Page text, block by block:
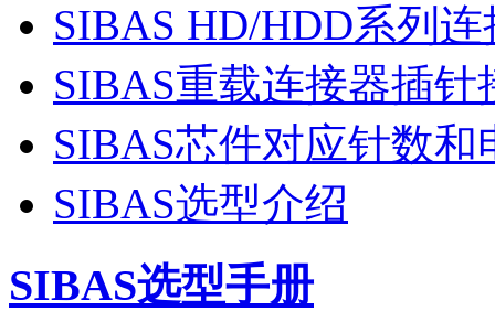
SIBAS HD/HDD系列
SIBAS重载连接器插
SIBAS芯件对应针数和
SIBAS选型介绍
SIBAS选型手册